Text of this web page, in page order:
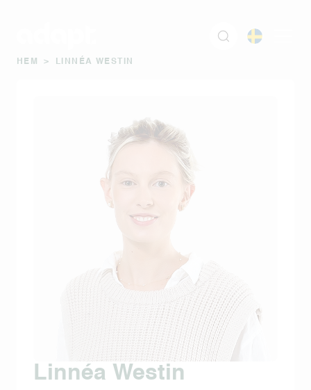
HEM > LINNÉA WESTIN
Linnéa Westin